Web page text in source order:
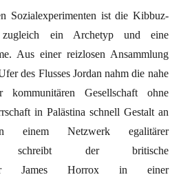
Sozialexperimenten ist die Kibbuz-
zugleich ein Archetyp und eine
Aus einer reizlosen Ansammlung
des Flusses Jordan nahm die nahe
kommunitären Gesellschaft ohne
in Palästina schnell Gestalt an
einem Netzwerk egalitärer
schreibt der britische
James Horrox in einer